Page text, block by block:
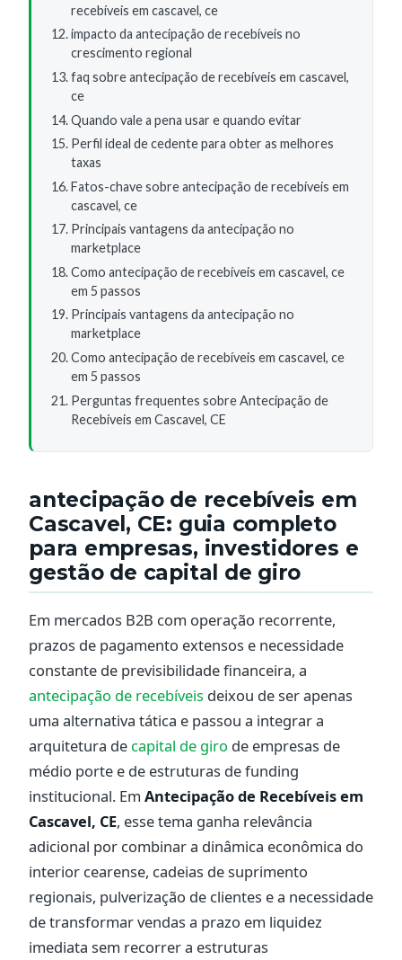
recebíveis em cascavel, ce
impacto da antecipação de recebíveis no
crescimento regional
faq sobre antecipação de recebíveis em cascavel,
ce
Quando vale a pena usar e quando evitar
Perfil ideal de cedente para obter as melhores
taxas
Fatos-chave sobre antecipação de recebíveis em
cascavel, ce
Principais vantagens da antecipação no
marketplace
Como antecipação de recebíveis em cascavel, ce
em 5 passos
Principais vantagens da antecipação no
marketplace
Como antecipação de recebíveis em cascavel, ce
em 5 passos
Perguntas frequentes sobre Antecipação de
Recebíveis em Cascavel, CE
antecipação de recebíveis em
Cascavel, CE: guia completo
para empresas, investidores e
gestão de capital de giro
Em mercados B2B com operação recorrente,
prazos de pagamento extensos e necessidade
constante de previsibilidade financeira, a
antecipação de recebíveis deixou de ser apenas
uma alternativa tática e passou a integrar a
arquitetura de capital de giro de empresas de
médio porte e de estruturas de funding
institucional. Em Antecipação de Recebíveis em
Cascavel, CE, esse tema ganha relevância
adicional por combinar a dinâmica econômica do
interior cearense, cadeias de suprimento
regionais, pulverização de clientes e a necessidade
de transformar vendas a prazo em liquidez
imediata sem recorrer a estruturas